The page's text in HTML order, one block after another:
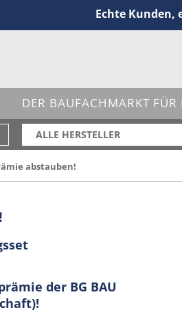
Echte Kunden,
DER BAUFACHMARKT
ALLE HERSTELLER
abstauben!
der BG BAU